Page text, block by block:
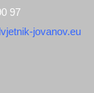
97
jovanov.eu